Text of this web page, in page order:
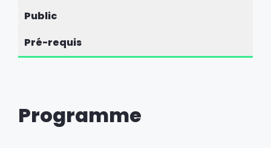
Public
Pré-requis
Programme